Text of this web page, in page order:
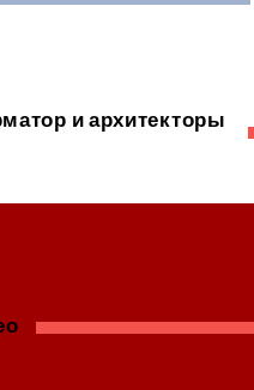
и архитекторы